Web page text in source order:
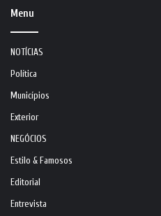
Menu
NOTÍCIAS
Política
Municípios
Exterior
NEGÓCIOS
Estilo & Famosos
Editorial
Entrevista